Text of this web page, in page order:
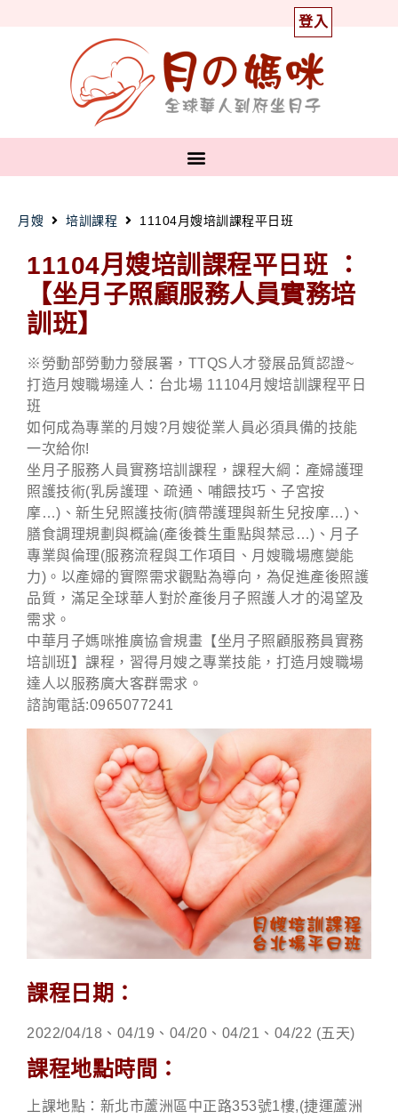
登入
月嫂 培訓課程 11104月嫂培訓課程平日班
11104月嫂培訓課程平日班 ：
【坐月子照顧服務人員實務培
訓班】
※勞動部勞動力發展署，TTQS人才發展品質認證~
打造月嫂職場達人：台北場 11104月嫂培訓課程平日
班
如何成為專業的月嫂?月嫂從業人員必須具備的技能
一次給你!
坐月子服務人員實務培訓課程，課程大綱：產婦護理
照護技術(乳房護理、疏通、哺餵技巧、子宮按
摩…)、新生兒照護技術(臍帶護理與新生兒按摩…)、
膳食調理規劃與概論(產後養生重點與禁忌…)、月子
專業與倫理(服務流程與工作項目、月嫂職場應變能
力)。以產婦的實際需求觀點為導向，為促進產後照護
品質，滿足全球華人對於產後月子照護人才的渴望及
需求。
中華月子媽咪推廣協會規畫【坐月子照顧服務員實務
培訓班】課程，習得月嫂之專業技能，打造月嫂職場
達人以服務廣大客群需求。
諮詢電話:0965077241
課程日期：
2022/04/18、04/19、04/20、04/21、04/22 (五天)
課程地點時間：
上課地點：新北市蘆洲區中正路353號1樓,(捷運蘆洲